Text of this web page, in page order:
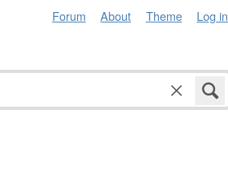
Forum About Theme Log in